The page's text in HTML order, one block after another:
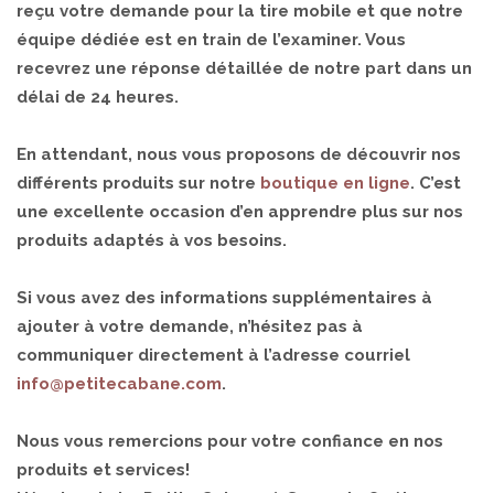
reçu votre demande pour la tire mobile et que notre
équipe dédiée est en train de l’examiner. Vous
recevrez une réponse détaillée de notre part dans un
délai de 24 heures.
En attendant, nous vous proposons de découvrir nos
différents produits sur notre boutique en ligne. C’est
une excellente occasion d’en apprendre plus sur nos
produits adaptés à vos besoins.
Si vous avez des informations supplémentaires à
ajouter à votre demande, n’hésitez pas à
communiquer directement à l’adresse courriel
info@petitecabane.com.
Nous vous remercions pour votre confiance en nos
produits et services!